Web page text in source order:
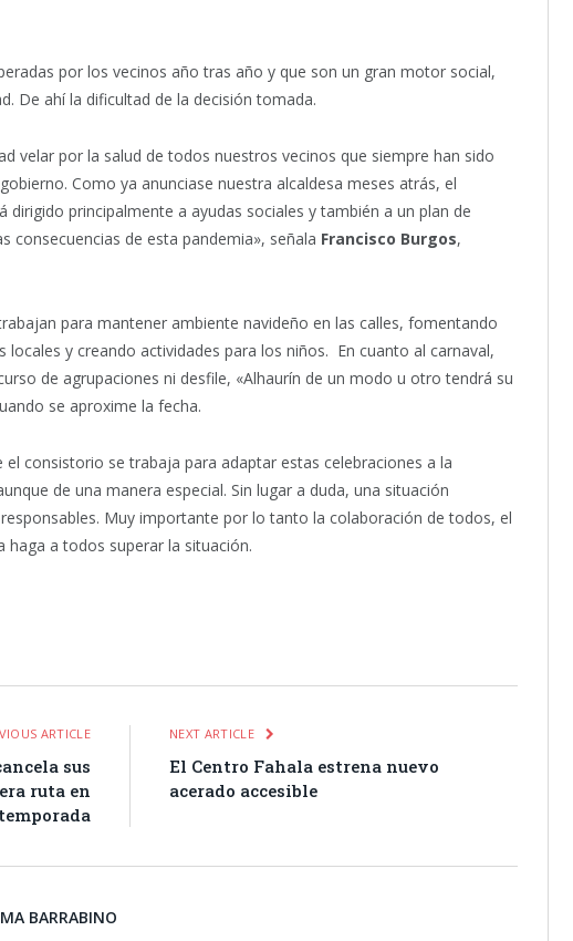
por los vecinos año tras año y que son un gran motor social,
De ahí la dificultad de la decisión tomada.
velar por la salud de todos nuestros vecinos que siempre han sido
Como ya anunciase nuestra alcaldesa meses atrás, el
dirigido principalmente a ayudas sociales y también a un plan de
consecuencias de esta pandemia», señala Francisco Burgos,
para mantener ambiente navideño en las calles, fomentando
locales y creando actividades para los niños. En cuanto al carnaval,
de agrupaciones ni desfile, «Alhaurín de un modo u otro tendrá su
se aproxime la fecha.
el consistorio se trabaja para adaptar estas celebraciones a la
de una manera especial. Sin lugar a duda, una situación
Muy importante por lo tanto la colaboración de todos, el
haga a todos superar la situación.
ARTICLE
sus
ruta en
NEXT ARTICLE
El Centro Fahala estrena nuevo
acerado accesible
BARRABINO